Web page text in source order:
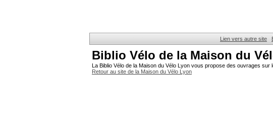
Lien vers autre site
Biblio Vélo de la Maison du
La Biblio Vélo de la Maison du Vélo Lyon vous propose des ouvrages
Retour au site de la Maison du Vélo Lyon